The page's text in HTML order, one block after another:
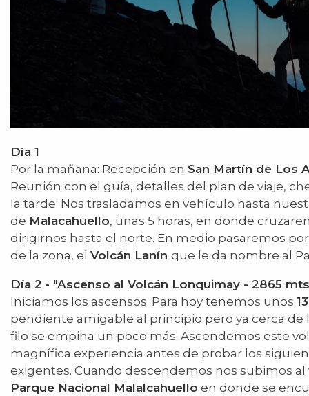
Día 1
Por la mañana: Recepción en San Martín de Los
Reunión con el guía, detalles del plan de viaje,
la tarde: Nos trasladamos en vehículo hasta
de Malacahuello, unas 5 horas, en donde
dirigirnos hasta el norte. En medio pasaremos
de la zona, el Volcán Lanín que le da nombre al
Día 2 - "Ascenso al Volcán Lonquimay - 2865
Iniciamos los ascensos. Para hoy tenemos unos
pendiente amigable al principio pero ya cerca
filo se empina un poco más. Ascendemos este
magnífica experiencia antes de probar los
exigentes. Cuando descendemos nos subimos
Parque Nacional Malalcahuello en donde se